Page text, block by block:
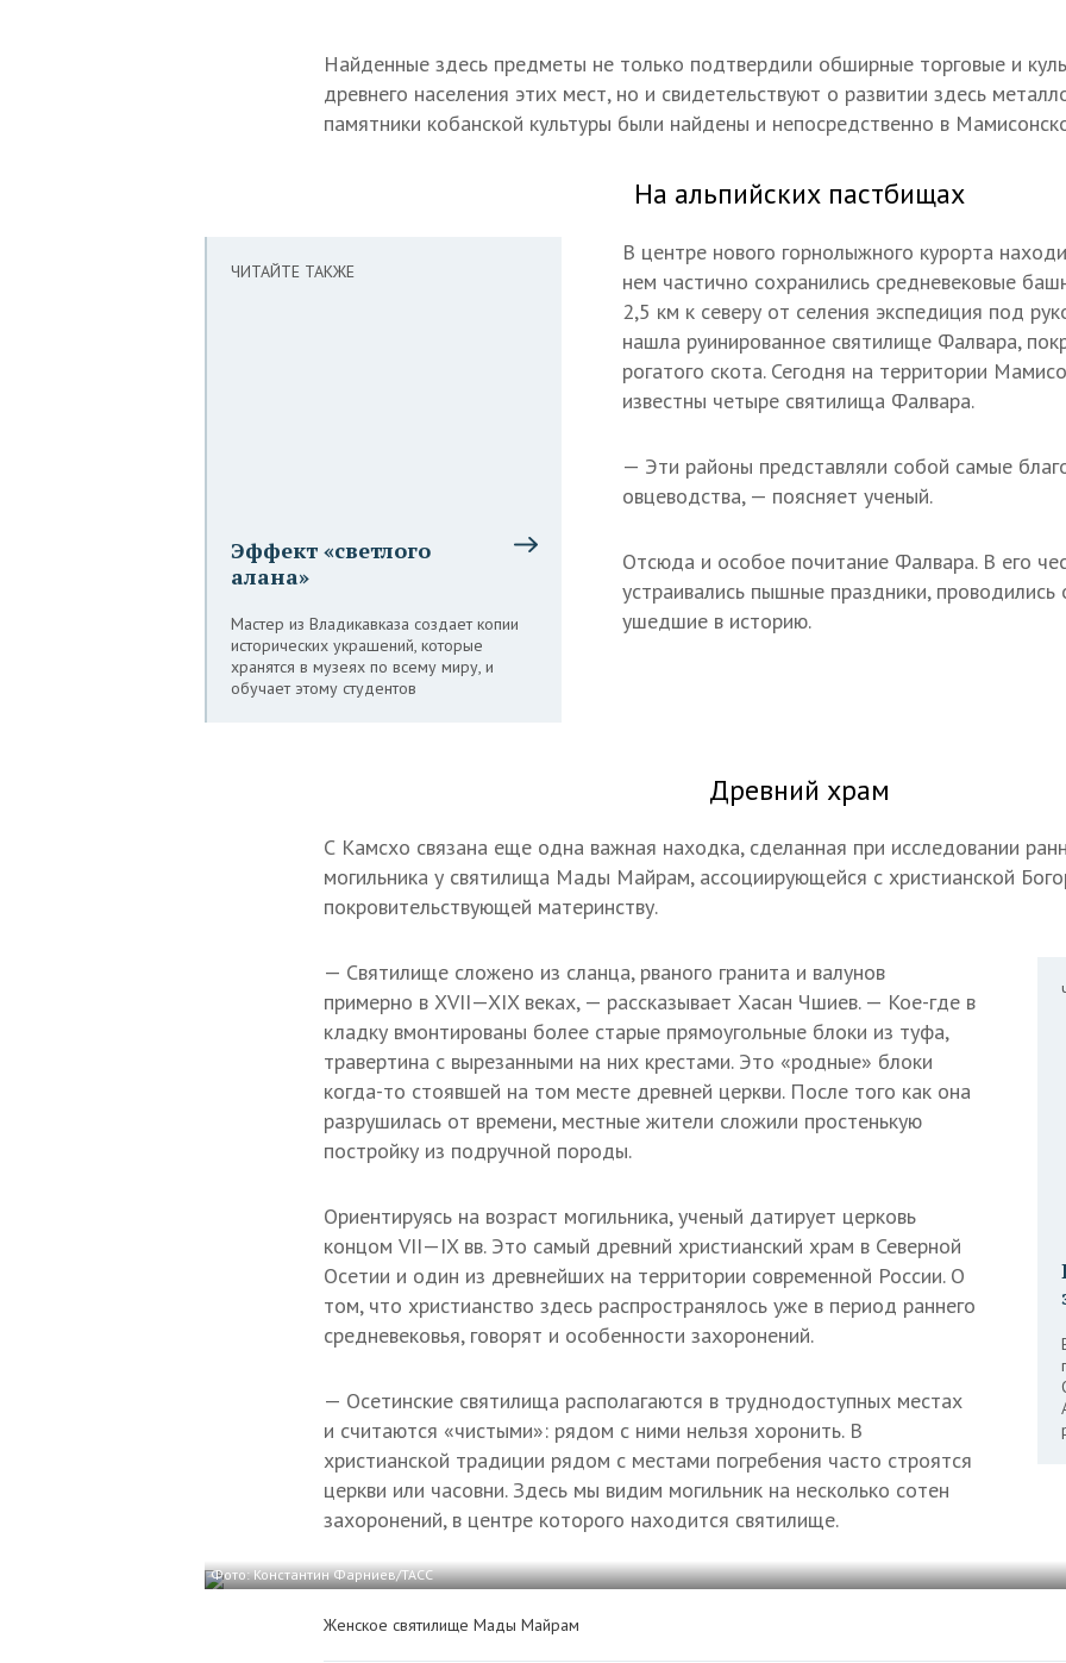
Найденные здесь предметы не только подтвердили обширные торговые и
древнего населения этих мест, но и свидетельствуют о развитии здесь
памятники кобанской культуры были найдены и непосредственно в
На альпийских пастбищах
ЧИТАЙТЕ ТАКЖЕ
Эффект «светлого
алана»
Мастер из Владикавказа создает копии
исторических украшений, которые
хранятся в музеях по всему миру, и
обучает этому студентов
В центре нового горнолыжного курорта
нем частично сохранились средневековые
2,5 км к северу от селения экспедиция под
нашла руинированное святилище Фалвара,
рогатого скота. Сегодня на территории
известны четыре святилища Фалвара.
— Эти районы представляли собой самые
овцеводства, — поясняет ученый.
Отсюда и особое почитание Фалвара. В его
устраивались пышные праздники,
ушедшие в историю.
Древний храм
С Камсхо связана еще одна важная находка, сделанная при исследовании
могильника у святилища Мады Майрам, ассоциирующейся с христианской
покровительствующей материнству.
— Святилище сложено из сланца, рваного гранита и валунов
примерно в XVII—XIX веках, — рассказывает Хасан Чшиев. — Кое-где в
кладку вмонтированы более старые прямоугольные блоки из туфа,
травертина с вырезанными на них крестами. Это «родные» блоки
когда-то стоявшей на том месте древней церкви. После того как она
разрушилась от времени, местные жители сложили простенькую
постройку из подручной породы.
Ориентируясь на возраст могильника, ученый датирует церковь
концом VII—IX вв. Это самый древний христианский храм в Северной
Осетии и один из древнейших на территории современной России. О
том, что христианство здесь распространялось уже в период раннего
средневековья, говорят и особенности захоронений.
— Осетинские святилища располагаются в труднодоступных местах
и считаются «чистыми»: рядом с ними нельзя хоронить. В
христианской традиции рядом с местами погребения часто строятся
церкви или часовни. Здесь мы видим могильник на несколько сотен
захоронений, в центре которого находится святилище.
Фото: Константин Фарниев/ТАСС
Женское святилище Мады Майрам